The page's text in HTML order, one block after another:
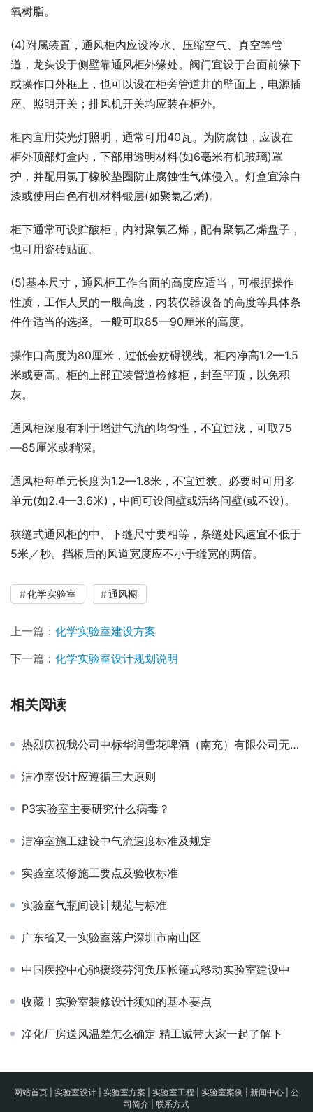
氧树脂。
(4)附属装置，通风柜内应设冷水、压缩空气、真空等管
道，龙头设于侧壁靠通风柜外缘处。阀门宜设于台面前缘下
或操作口外框上，也可以设在柜旁管道井的壁面上，电源插
座、照明开关；排风机开关均应装在柜外。
柜内宜用荧光灯照明，通常可用40瓦。为防腐蚀，应设在
柜外顶部灯盒内，下部用透明材料(如6毫米有机玻璃)罩
护，并配用氯丁橡胶垫圈防止腐蚀性气体侵入。灯盒宜涂白
漆或使用白色有机材料锻层(如聚氯乙烯)。
柜下通常可设贮酸柜，内衬聚氯乙烯，配有聚氯乙烯盘子，
也可用瓷砖贴面。
(5)基本尺寸，通风柜工作台面的高度应适当，可根据操作
性质，工作人员的一般高度，内装仪器设备的高度等具体条
件作适当的选择。一般可取85—90厘米的高度。
操作口高度为80厘米，过低会妨碍视线。柜内净高1.2—1.5
米或更高。柜的上部宜装管道检修柜，封至平顶，以免积
灰。
通风柜深度有利于增进气流的均匀性，不宜过浅，可取75
—85厘米或稍深。
通风柜每单元长度为1.2—1.8米，不宜过狭。必要时可用多
单元(如2.4—3.6米)，中间可设间壁或活络问壁(或不设)。
狭缝式通风柜的中、下缝尺寸要相等，条缝处风速宜不低于
5米／秒。挡板后的风道宽度应不小于缝宽的两倍。
化学实验室 通风橱
上一篇： 化学实验室建设方案
下一篇： 化学实验室设计规划说明
相关阅读
热烈庆祝我公司中标华润雪花啤酒（南充）有限公司无菌室改造项目
洁净室设计应遵循三大原则
P3实验室主要研究什么病毒？
洁净室施工建设中气流速度标准及规定
实验室装修施工要点及验收标准
实验室气瓶间设计规范与标准
广东省又一实验室落户深圳市南山区
中国疾控中心驰援绥芬河负压帐篷式移动实验室建设中
收藏！实验室装修设计须知的基本要点
净化厂房送风温差怎么确定 精工诚带大家一起了解下
网站首页 实验室设计 实验室方案 实验室工程 实验室案例 新闻中心
公
司简介
联系方式